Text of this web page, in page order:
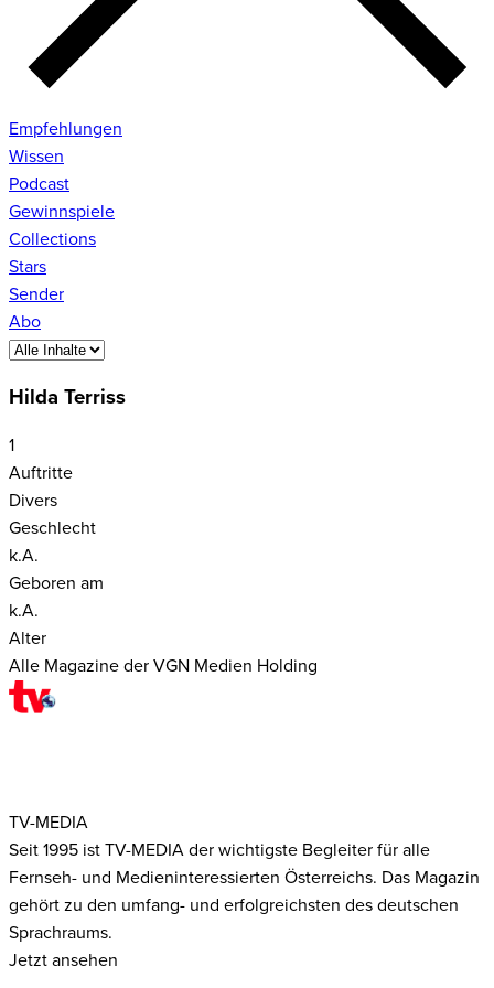
Empfehlungen
Wissen
Podcast
Gewinnspiele
Collections
Stars
Sender
Abo
Hilda Terriss
1
Auftritte
Divers
Geschlecht
k.A.
Geboren am
k.A.
Alter
Alle Magazine der VGN Medien Holding
TV-MEDIA
Seit 1995 ist TV-MEDIA der wichtigste Begleiter für alle
Fernseh- und Medieninteressierten Österreichs. Das Magazin
gehört zu den umfang- und erfolgreichsten des deutschen
Sprachraums.
Jetzt ansehen